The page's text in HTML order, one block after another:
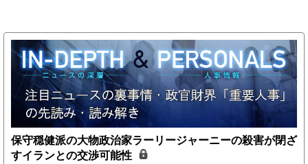
保守穏健派の大物政治家ラーリージャーニーの殺害が閉ざ
すイランとの交渉可能性